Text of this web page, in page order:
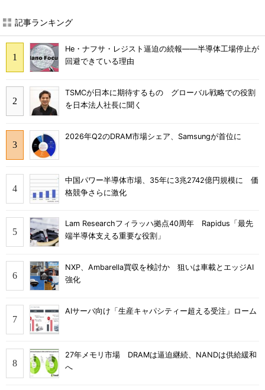
記事ランキング
He・ナフサ・レジスト逼迫の続報――半導体工場停止が
回避できている理由
TSMCが日本に期待するもの グローバル戦略での役割
を日本法人社長に聞く
2026年Q2のDRAM市場シェア、Samsungが首位に
中国パワー半導体市場、35年に3兆2742億円規模に 価
格競争さらに激化
Lam Researchフィラッハ拠点40周年 Rapidus「最先
端半導体支える重要な役割」
NXP、Ambarella買収を検討か 狙いは車載とエッジAI
強化
AIサーバ向け「生産キャパシティー超える受注」ローム
27年メモリ市場 DRAMは逼迫継続、NANDは供給緩和
へ